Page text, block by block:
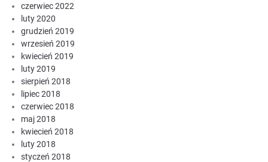
czerwiec 2022
luty 2020
grudzień 2019
wrzesień 2019
kwiecień 2019
luty 2019
sierpień 2018
lipiec 2018
czerwiec 2018
maj 2018
kwiecień 2018
luty 2018
styczeń 2018